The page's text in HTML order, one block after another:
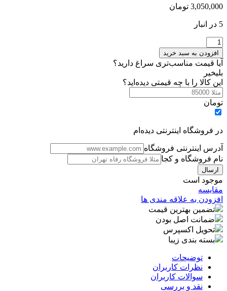
3,050,000 تومان
5 در انبار
سپرجلوکوییک
اس
سفید
عدد
افزودن به سبد خرید
آیا قیمت مناسب‌تری سراغ دارید؟
بلیخیر
این کالا را با چه قیمتی دیده‌اید؟
تومان
در فروشگاه اینترنتی دیده‌ام
آدرس اینترنتی فروشگاه
نام فروشگاه و کجا
موجود است
مقایسه
افزودن به علاقه مندی ها
تضمین بهترین قیمت
ضمانت اصل بودن
تحویل اکسپرس
بسته بندی زیبا
توضیحات
نظرات کاربران
سوالات کاربران
نقد و بررسی